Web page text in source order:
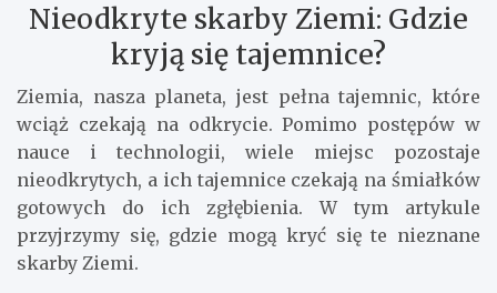
Nieodkryte skarby Ziemi: Gdzie
kryją się tajemnice?
Ziemia, nasza planeta, jest pełna tajemnic, które
wciąż czekają na odkrycie. Pomimo postępów w
nauce i technologii, wiele miejsc pozostaje
nieodkrytych, a ich tajemnice czekają na śmiałków
gotowych do ich zgłębienia. W tym artykule
przyjrzymy się, gdzie mogą kryć się te nieznane
skarby Ziemi.